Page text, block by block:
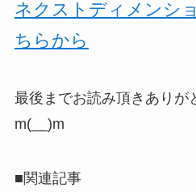
ネクストディメンシ
ちらから
最後までお読み頂きありが
m(__)m
■関連記事